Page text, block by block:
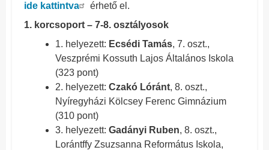
ide kattintva
érhető el.
1. korcsoport – 7-8. osztályosok
1. helyezett: Ecsédi Tamás, 7. oszt.,
Veszprémi Kossuth Lajos Általános Iskola
(323 pont)
2. helyezett: Czakó Lóránt, 8. oszt.,
Nyíregyházi Kölcsey Ferenc Gimnázium
(310 pont)
3. helyezett: Gadányi Ruben, 8. oszt.,
Lorántffy Zsuzsanna Református Iskola,